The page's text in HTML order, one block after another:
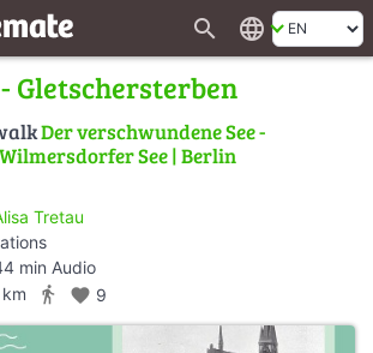
search language
Gletschersterben
Der verschwundene See -
See | Berlin
Tretau
min Audio
km
directions_walk favorite 9